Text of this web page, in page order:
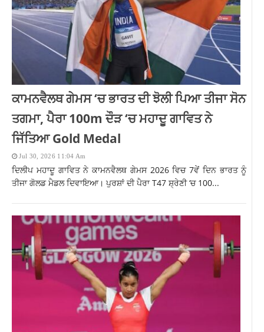
ਕਾਮਨਵੈਲਥ ਗੇਮਸ ‘ਚ ਭਾਰਤ ਦੀ ਝੋਲੀ ਪਿਆ ਤੀਜਾ ਸੋਨ
ਤਗਮਾ, ਪੈਰਾ 100m ਦੌੜ ‘ਚ ਮਹਾਦੂ ਗਾਵਿਤ ਨੇ
ਜਿੱਤਿਆ Gold Medal
Jul 30, 2026 11:04 Am
ਦਿਲੀਪ ਮਹਾਦੂ ਗਾਵਿਤ ਨੇ ਕਾਮਨਵੈਲਥ ਗੇਮਸ 2026 ਵਿਚ 7ਵੇਂ ਦਿਨ ਭਾਰਤ ਨੂੰ
ਤੀਜਾ ਗੋਲਡ ਮੈਡਲ ਦਿਵਾਇਆ। ਪੁਰਸ਼ਾਂ ਦੀ ਪੈਰਾ T47 ਸ਼੍ਰੇਣੀ ‘ਚ 100...